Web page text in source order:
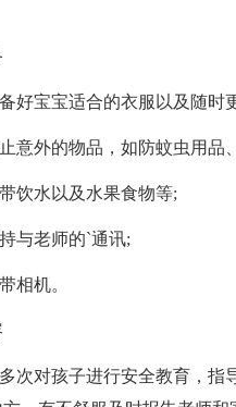
宝宝适合的衣服以及随时
外的物品，如防蚊虫用品
水以及水果食物等;
老师的`通讯;
机。
对孩子进行安全教育，指